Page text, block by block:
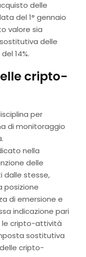
delle
del 1° gennaio
valore sia
delle
14%.
cripto-
per
di monitoraggio
nella
delle
dalle stesse,
posizione
di emersione e
indicazione pari
le cripto-attività
sostitutiva
cripto-